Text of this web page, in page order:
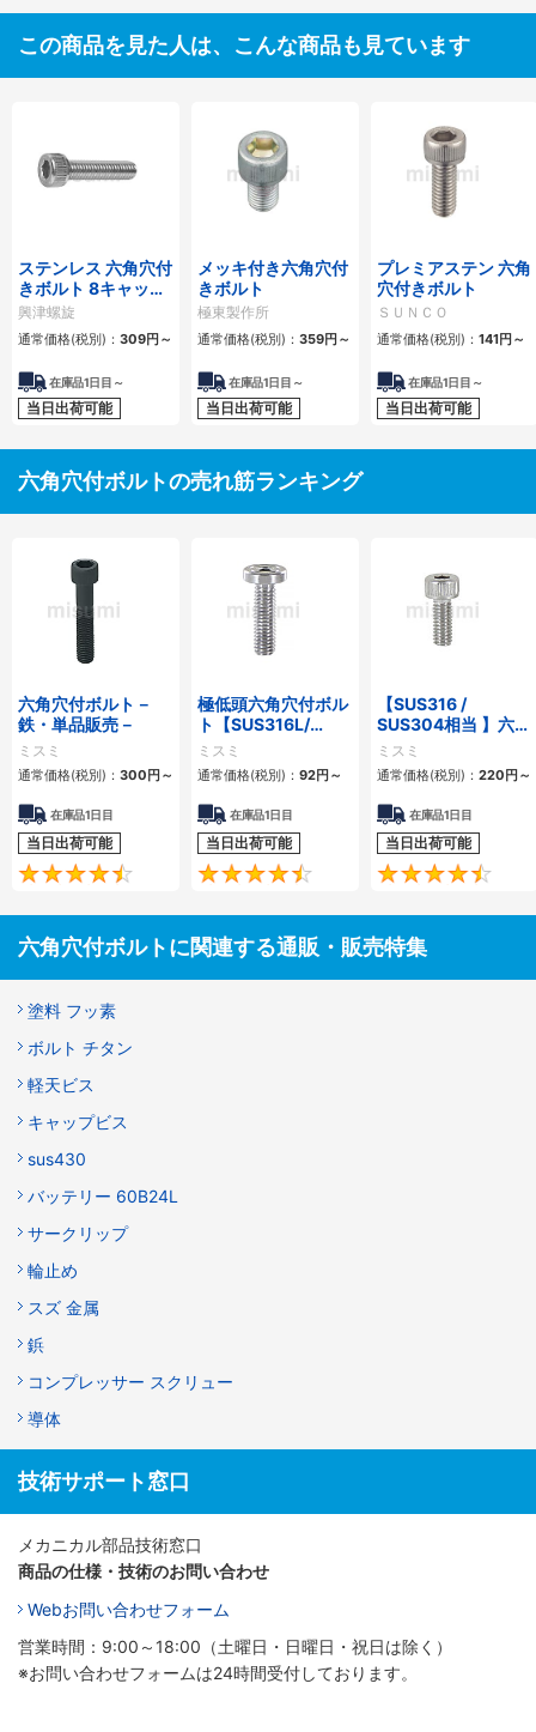
この商品を見た人は、こんな商品も見ています
ステンレス 六角穴付
きボルト 8キャップ
スクリュー CSHH-
SUS
興津螺旋
通常価格(税別)： 309円～
在庫品1日目～
当日出荷可能
メッキ付き六角穴付
きボルト
極東製作所
通常価格(税別)： 359円～
在庫品1日目～
当日出荷可能
プレミアステン 六角
穴付きボルト
ＳＵＮＣＯ
通常価格(税別)： 141円～
在庫品1日目～
当日出荷可能
六角穴付ボルトの売れ筋ランキング
六角穴付ボルト－
鉄・単品販売－
ミスミ
通常価格(税別)： 300円～
在庫品1日目
当日出荷可能
4.5
極低頭六角穴付ボル
ト【SUS316L/
SUSXM7/
SCM435】
ミスミ
通常価格(税別)： 92円～
在庫品1日目
当日出荷可能
4.7
【SUS316 /
SUS304相当 】六角
穴付ボルト ステンレ
ス
ミスミ
通常価格(税別)： 220円～
在庫品1日目
当日出荷可能
六角穴付ボルトに関連する通販・販売特集
塗料 フッ素
ボルト チタン
軽天ビス
キャップビス
sus430
バッテリー 60B24L
サークリップ
輪止め
スズ 金属
鋲
コンプレッサー スクリュー
導体
技術サポート窓口
メカニカル部品技術窓口
商品の仕様・技術のお問い合わせ
Webお問い合わせフォーム
営業時間：9:00～18:00（土曜日・日曜日・祝日は除く）
※お問い合わせフォームは24時間受付しております。